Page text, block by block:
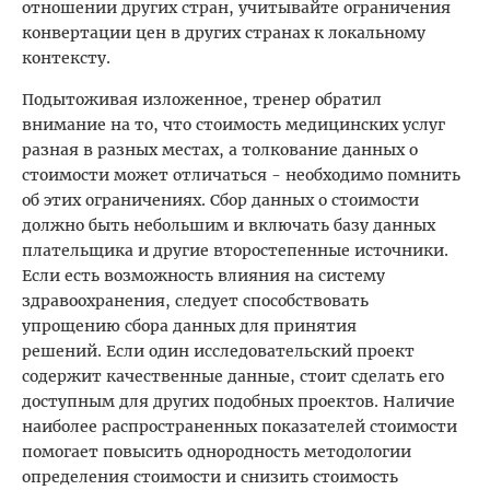
отношении других стран, учитывайте ограничения
конвертации цен в других странах к локальному
контексту.
Подытоживая изложенное, тренер обратил
внимание на то, что стоимость медицинских услуг
разная в разных местах, а толкование данных о
стоимости может отличаться - необходимо помнить
об этих ограничениях. Сбор данных о стоимости
должно быть небольшим и включать базу данных
плательщика и другие второстепенные источники.
Если есть возможность влияния на систему
здравоохранения, следует способствовать
упрощению сбора данных для принятия
решений. Если один исследовательский проект
содержит качественные данные, стоит сделать его
доступным для других подобных проектов. Наличие
наиболее распространенных показателей стоимости
помогает повысить однородность методологии
определения стоимости и снизить стоимость